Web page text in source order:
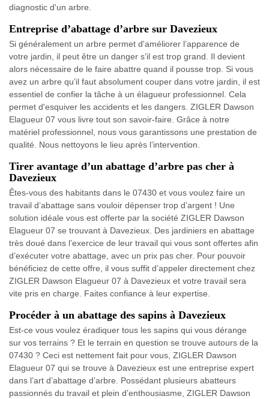
diagnostic d'un arbre.
Entreprise d’abattage d’arbre sur Davezieux
Si généralement un arbre permet d'améliorer l’apparence de
votre jardin, il peut être un danger s’il est trop grand. Il devient
alors nécessaire de le faire abattre quand il pousse trop. Si vous
avez un arbre qu’il faut absolument couper dans votre jardin, il est
essentiel de confier la tâche à un élagueur professionnel. Cela
permet d'esquiver les accidents et les dangers. ZIGLER Dawson
Elagueur 07 vous livre tout son savoir-faire. Grâce à notre
matériel professionnel, nous vous garantissons une prestation de
qualité. Nous nettoyons le lieu après l’intervention.
Tirer avantage d’un abattage d’arbre pas cher à
Davezieux
Êtes-vous des habitants dans le 07430 et vous voulez faire un
travail d’abattage sans vouloir dépenser trop d’argent ! Une
solution idéale vous est offerte par la société ZIGLER Dawson
Elagueur 07 se trouvant à Davezieux. Des jardiniers en abattage
très doué dans l’exercice de leur travail qui vous sont offertes afin
d’exécuter votre abattage, avec un prix pas cher. Pour pouvoir
bénéficiez de cette offre, il vous suffit d’appeler directement chez
ZIGLER Dawson Elagueur 07 à Davezieux et votre travail sera
vite pris en charge. Faites confiance à leur expertise.
Procéder à un abattage des sapins à Davezieux
Est-ce vous voulez éradiquer tous les sapins qui vous dérange
sur vos terrains ? Et le terrain en question se trouve autours de la
07430 ? Ceci est nettement fait pour vous, ZIGLER Dawson
Elagueur 07 qui se trouve à Davezieux est une entreprise expert
dans l’art d’abattage d’arbre. Possédant plusieurs abatteurs
passionnés du travail et plein d’enthousiasme, ZIGLER Dawson